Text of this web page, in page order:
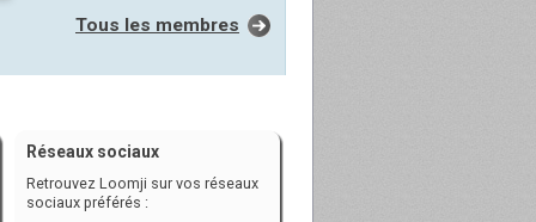
Tous les membres
Réseaux sociaux
Retrouvez Loomji sur vos réseaux
sociaux préférés :